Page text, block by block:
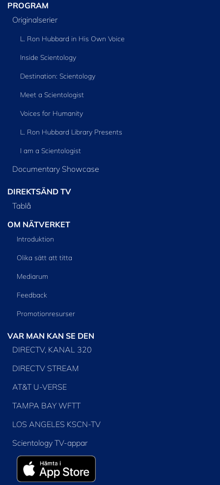
PROGRAM
Originalserier
L. Ron Hubbard in His Own Voice
Inside Scientology
Destination: Scientology
Meet a Scientologist
Voices for Humanity
L. Ron Hubbard Library Presents
I am a Scientologist
Documentary Showcase
DIREKTSÄND TV
Tablå
OM NÄTVERKET
Introduktion
Olika sätt att titta
Mediarum
Feedback
Promotionresurser
VAR MAN KAN SE DEN
DIRECTV, KANAL 320
DIRECTV STREAM
AT&T U-VERSE
TAMPA BAY WFTT
LOS ANGELES KSCN-TV
Scientology TV-appar